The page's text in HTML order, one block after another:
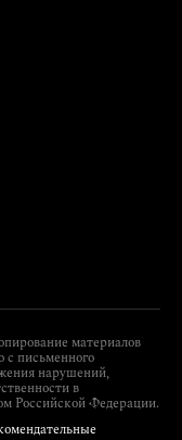
материалов
с письменного
нарушений,
в
Российской Федерации.